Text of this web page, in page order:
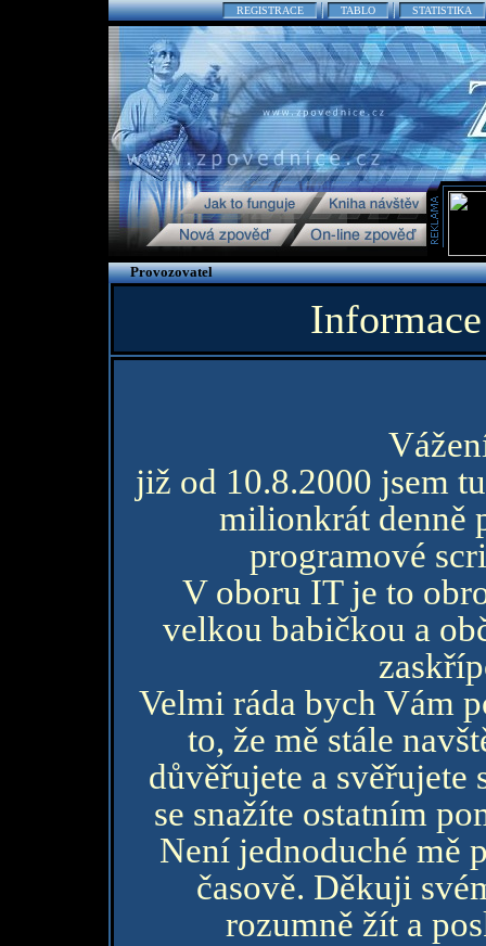
REGISTRACE TABLO STATISTIKA
Provozovatel
již od 10.8.2000 jsem
milionkrát denně
programové
V oboru IT je to
velkou babičkou a
Velmi ráda bych Vám
to, že mě stále
důvěřujete a
se snažíte ostatním
Není jednoduché mě
časově. Děkuji
rozumně žít a